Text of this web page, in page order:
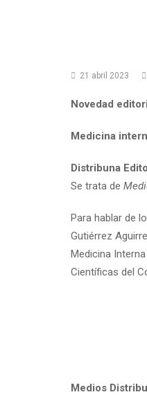
21 abril 2023
Novedad
Medicina
Distribuna
Se trata de
Para hablar de
Gutiérrez
Medicina
Científicas del
Medios